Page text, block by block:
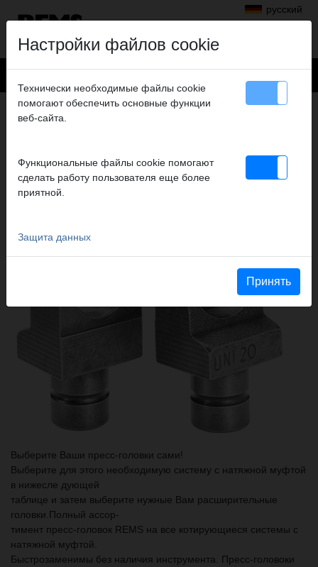
русский
Продукты> Аксиальная опрессовка> REMS пресс-головки
ПРИНАДЛЕЖНОСТИ ДЛЯ REMS AX-PRESS
HK, REMS AX-PRESS H, REMS AX-PRESS 25,
REMS AX-PRESS 25 L
Выберите Ваши пресс-головки сами!
Выберите для этого необходимую систему с натяжной муфтой
в нижесле дующей
таблице и затем выберите нужные Вам расширительные
головки.Полный ассор-
тимент пресс-головок REMS на все котирующиеся системы с
натяжной муфтой.
Быстрозаменимы без наличия инструмента. Пресс-головоки
Настройки файлов cookie
Технически необходимые файлы cookie
помогают обеспечить основные функции
веб-сайта.
Функциональные файлы cookie помогают
сделать работу пользователя еще более
приятной.
Защита данных
Принять